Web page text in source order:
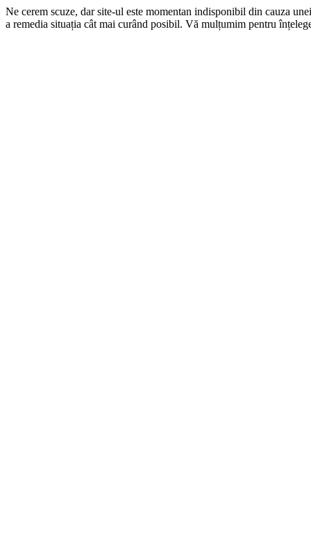
Ne cerem scuze, dar site-ul este momentan indisponibil din cauza
a remedia situația cât mai curând posibil. Vă mulțumim pentru